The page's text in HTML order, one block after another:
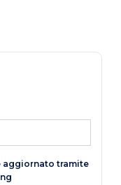
aggiornato tramite